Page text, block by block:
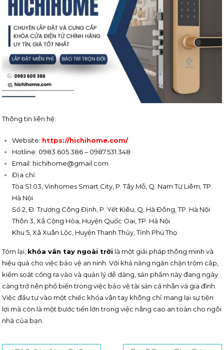
Thông tin liên hệ:
Website: https://hichihome.com/
Hotline: 0983.605.386 – 0987.531.348
Email: hichihome@gmail.com
Địa chỉ:
Tòa S1.03, Vinhomes Smart City, P. Tây Mỗ, Q. Nam Từ Liêm, TP.
Hà Nội
Số 2, Đ. Trương Công Định, P. Yết Kiêu, Q. Hà Đông, TP. Hà Nội
Thôn 3, Xã Cộng Hòa, Huyện Quốc Oai, TP. Hà Nội
Khu 5, Xã Xuân Lộc, Huyện Thanh Thủy, Tỉnh Phú Thọ.
Tóm lại, khóa vân tay ngoài trời là một giải pháp thông minh và
hiệu quả cho việc bảo vệ an ninh. Với khả năng ngăn chặn trộm cắp,
kiểm soát cổng ra vào và quản lý dễ dàng, sản phẩm này đang ngày
càng trở nên phổ biến trong việc bảo vệ tài sản cá nhân và gia đình.
Việc đầu tư vào một chiếc khóa vân tay không chỉ mang lại sự tiện
lợi mà còn là một bước tiến lớn trong việc nâng cao an toàn cho ngôi
nhà của bạn.